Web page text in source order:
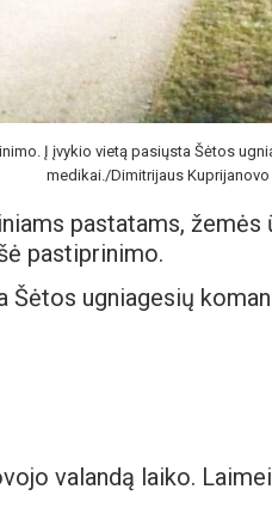
Į įvykio vietą pasiųsta Šėtos
medikai./Dimitrijaus
pastatams,
pastiprinimo.
Šėtos ugniagesių
valandą laiko.